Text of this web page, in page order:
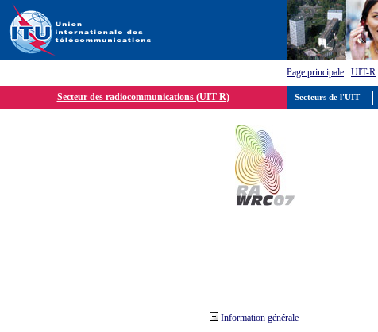
Page principale : UIT-R
Secteur des radiocommunications (UIT-R)
Information générale
Secteurs de l'UIT